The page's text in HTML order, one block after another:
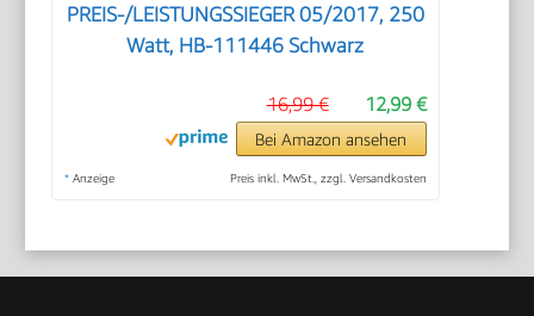
PREIS-/LEISTUNGSSIEGER 05/2017, 250
Watt, HB-111446 Schwarz
12,99 €
16,99 €
Bei Amazon ansehen
* Anzeige Preis inkl. MwSt., zzgl. Versandkosten